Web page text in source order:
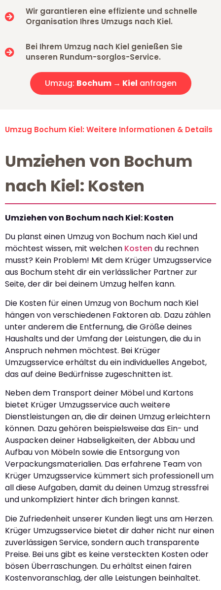
Wir garantieren eine effiziente und schnelle
Organisation Ihres Umzugs nach Kiel.
Bei Ihrem Umzug nach Kiel genießen Sie
unseren Rundum-sorglos-Service.
Umzug: Bochum → Kiel anfragen
Umzug Bochum Kiel: Weitere Informationen & Details
Umziehen von Bochum
nach Kiel: Kosten
Umziehen von Bochum nach Kiel: Kosten
Du planst einen Umzug von Bochum nach Kiel und
möchtest wissen, mit welchen Kosten du rechnen
musst? Kein Problem! Mit dem Krüger Umzugsservice
aus Bochum steht dir ein verlässlicher Partner zur
Seite, der dir bei deinem Umzug helfen kann.
Die Kosten für einen Umzug von Bochum nach Kiel
hängen von verschiedenen Faktoren ab. Dazu zählen
unter anderem die Entfernung, die Größe deines
Haushalts und der Umfang der Leistungen, die du in
Anspruch nehmen möchtest. Bei Krüger
Umzugsservice erhältst du ein individuelles Angebot,
das auf deine Bedürfnisse zugeschnitten ist.
Neben dem Transport deiner Möbel und Kartons
bietet Krüger Umzugsservice auch weitere
Dienstleistungen an, die dir deinen Umzug erleichtern
können. Dazu gehören beispielsweise das Ein- und
Auspacken deiner Habseligkeiten, der Abbau und
Aufbau von Möbeln sowie die Entsorgung von
Verpackungsmaterialien. Das erfahrene Team von
Krüger Umzugsservice kümmert sich professionell um
all diese Aufgaben, damit du deinen Umzug stressfrei
und unkompliziert hinter dich bringen kannst.
Die Zufriedenheit unserer Kunden liegt uns am Herzen.
Krüger Umzugsservice bietet dir daher nicht nur einen
zuverlässigen Service, sondern auch transparente
Preise. Bei uns gibt es keine versteckten Kosten oder
bösen Überraschungen. Du erhältst einen fairen
Kostenvoranschlag, der alle Leistungen beinhaltet.